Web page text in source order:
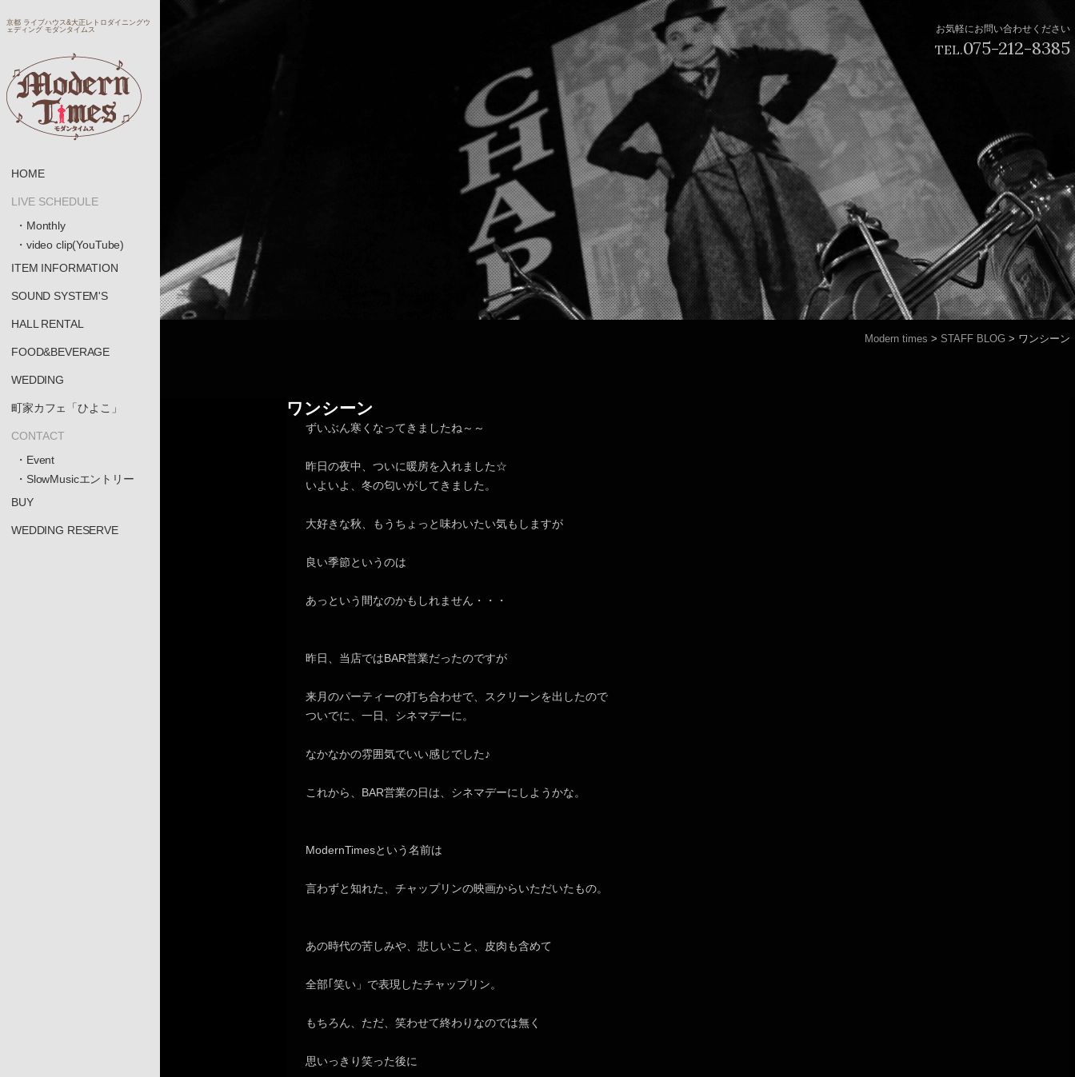
お気軽にお問い合わせください
TEL.075-212-8385
Modern times > STAFF BLOG > ワンシーン
京都 ライブハウス&大正レトロダイニングウ
ェディング モダンタイムス
HOME
LIVE SCHEDULE
・Monthly
・video clip(YouTube)
ITEM INFORMATION
SOUND SYSTEM'S
HALL RENTAL
FOOD&BEVERAGE
WEDDING
町家カフェ「ひよこ」
CONTACT
・Event
・SlowMusicエントリー
BUY
WEDDING RESERVE
ワンシーン
ずいぶん寒くなってきましたね～～
昨日の夜中、ついに暖房を入れました☆
いよいよ、冬の匂いがしてきました。
大好きな秋、もうちょっと味わいたい気もしますが
良い季節というのは
あっという間なのかもしれません・・・
昨日、当店ではBAR営業だったのですが
来月のパーティーの打ち合わせで、スクリーンを出したので
ついでに、一日、シネマデーに。
なかなかの雰囲気でいい感じでした♪
これから、BAR営業の日は、シネマデーにしようかな。
ModernTimesという名前は
言わずと知れた、チャップリンの映画からいただいたもの。
あの時代の苦しみや、悲しいこと、皮肉も含めて
全部｢笑い」で表現したチャップリン。
もちろん、ただ、笑わせて終わりなのでは無く
思いっきり笑った後に